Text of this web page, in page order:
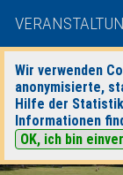
Wir verwenden
anonymisierte,
Hilfe der
Informationen
OK, ich bin